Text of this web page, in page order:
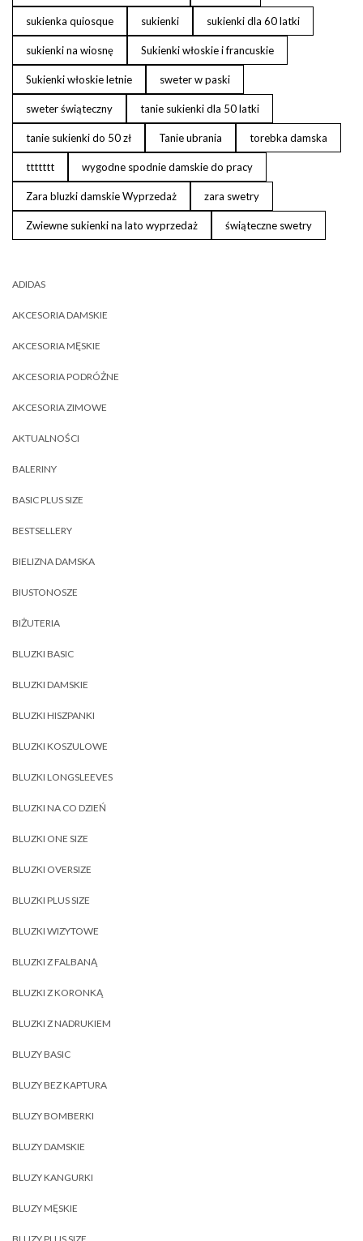
sukienka quiosque sukienki sukienki dla 60 latki
sukienki na wiosnę Sukienki włoskie i francuskie
Sukienki włoskie letnie sweter w paski
sweter świąteczny tanie sukienki dla 50 latki
tanie sukienki do 50 zł Tanie ubrania torebka damska
ttttttt wygodne spodnie damskie do pracy
Zara bluzki damskie Wyprzedaż zara swetry
Zwiewne sukienki na lato wyprzedaż świąteczne swetry
ADIDAS
AKCESORIA DAMSKIE
AKCESORIA MĘSKIE
AKCESORIA PODRÓŻNE
AKCESORIA ZIMOWE
AKTUALNOŚCI
BALERINY
BASIC PLUS SIZE
BESTSELLERY
BIELIZNA DAMSKA
BIUSTONOSZE
BIŻUTERIA
BLUZKI BASIC
BLUZKI DAMSKIE
BLUZKI HISZPANKI
BLUZKI KOSZULOWE
BLUZKI LONGSLEEVES
BLUZKI NA CO DZIEŃ
BLUZKI ONE SIZE
BLUZKI OVERSIZE
BLUZKI PLUS SIZE
BLUZKI WIZYTOWE
BLUZKI Z FALBANĄ
BLUZKI Z KORONKĄ
BLUZKI Z NADRUKIEM
BLUZY BASIC
BLUZY BEZ KAPTURA
BLUZY BOMBERKI
BLUZY DAMSKIE
BLUZY KANGURKI
BLUZY MĘSKIE